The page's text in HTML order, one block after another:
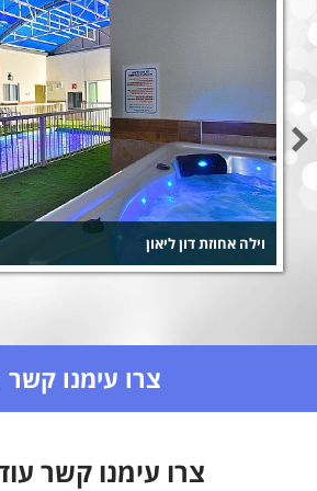
וילה אחוזת דון ליאון
צרו עימנו קשר
צרו עימנו קשר